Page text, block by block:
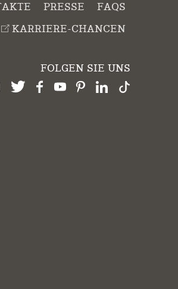
PRESSE
FAQS
KARRIERE-CHANCEN
FOLGEN SIE UNS